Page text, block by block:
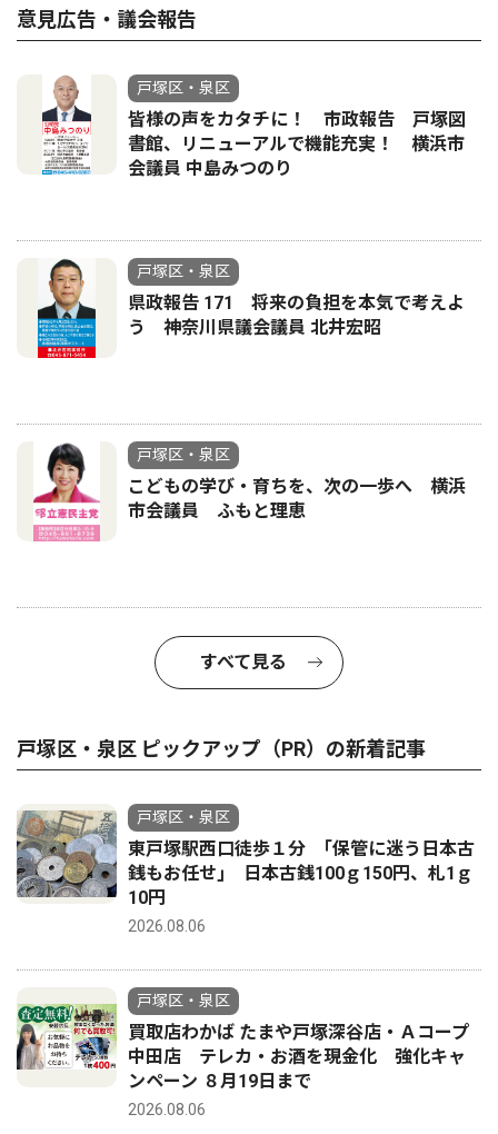
意見広告・議会報告
戸塚区・泉区
皆様の声をカタチに！ 市政報告 戸塚図
書館、リニューアルで機能充実！ 横浜市
会議員 中島みつのり
戸塚区・泉区
県政報告 171 将来の負担を本気で考えよ
う 神奈川県議会議員 北井宏昭
戸塚区・泉区
こどもの学び・育ちを、次の一歩へ 横浜
市会議員 ふもと理恵
すべて見る
戸塚区・泉区 ピックアップ（PR）の新着記事
戸塚区・泉区
東戸塚駅西口徒歩１分 ｢保管に迷う日本古
銭もお任せ｣ 日本古銭100ｇ150円、札1ｇ
10円
2026.08.06
戸塚区・泉区
買取店わかば たまや戸塚深谷店・Ａコープ
中田店 テレカ・お酒を現金化 強化キャ
ンペーン ８月19日まで
2026.08.06